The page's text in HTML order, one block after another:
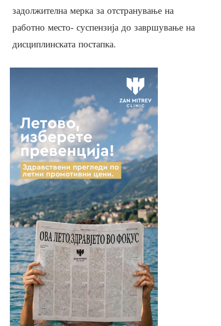
задолжителна мерка за отстранување на
работно место- суспензија до завршување на
дисциплинската постапка.